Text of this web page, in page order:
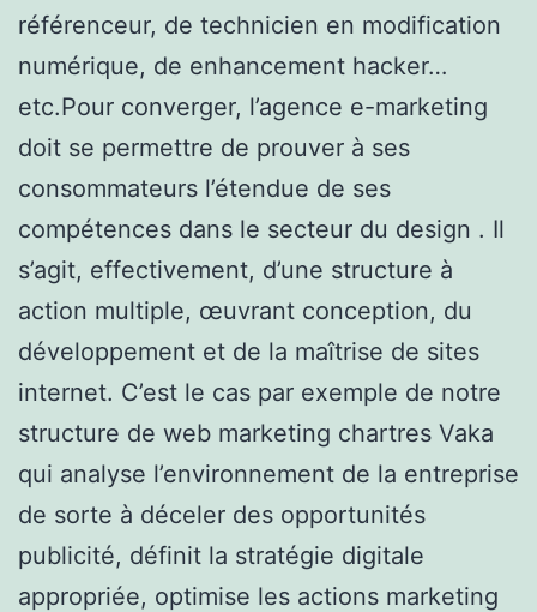
référenceur, de technicien en modification
numérique, de enhancement hacker…
etc.Pour converger, l’agence e-marketing
doit se permettre de prouver à ses
consommateurs l’étendue de ses
compétences dans le secteur du design . Il
s’agit, effectivement, d’une structure à
action multiple, œuvrant conception, du
développement et de la maîtrise de sites
internet. C’est le cas par exemple de notre
structure de web marketing chartres Vaka
qui analyse l’environnement de la entreprise
de sorte à déceler des opportunités
publicité, définit la stratégie digitale
appropriée, optimise les actions marketing